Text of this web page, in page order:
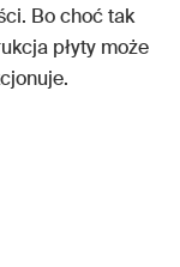
Bo choć tak
płyty może